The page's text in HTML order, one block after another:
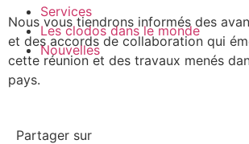
Services
Les clodos dans le monde
Nouvelles
Nous vous tiendrons informés des
et des accords de collaboration qui
cette réunion et des travaux menés
pays.
Partager sur